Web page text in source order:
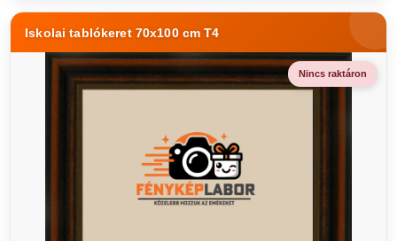
Iskolai tablókeret 70x100 cm T4
Nincs raktáron